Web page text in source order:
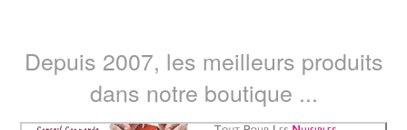
Depuis 2007, les meilleurs produits
dans notre boutique ...